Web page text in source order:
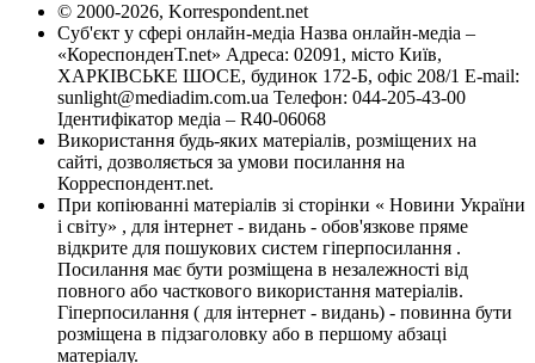
© 2000-2026, Korrespondent.net
Суб'єкт у сфері онлайн-медіа Назва онлайн-медіа –
«КореспонденТ.net» Адреса: 02091, місто Київ,
ХАРКІВСЬКЕ ШОСЕ, будинок 172-Б, офіс 208/1 E-mail:
sunlight@mediadim.com.ua Телефон: 044-205-43-00
Ідентифікатор медіа – R40-06068
Використання будь-яких матеріалів, розміщених на
сайті, дозволяється за умови посилання на
Корреспондент.net.
При копіюванні матеріалів зі сторінки « Новини України
і світу» , для інтернет - видань - обов'язкове пряме
відкрите для пошукових систем гіперпосилання .
Посилання має бути розміщена в незалежності від
повного або часткового використання матеріалів.
Гіперпосилання ( для інтернет - видань) - повинна бути
розміщена в підзаголовку або в першому абзаці
матеріалу.